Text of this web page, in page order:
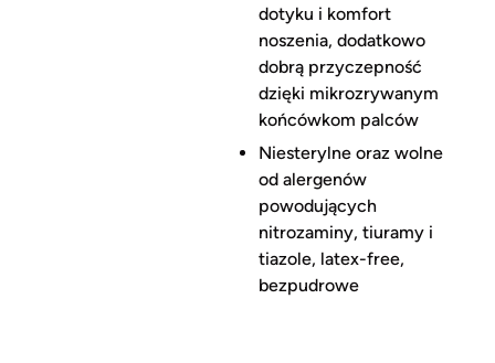
dotyku i komfort
noszenia, dodatkowo
dobrą przyczepność
dzięki mikrozrywanym
końcówkom palców
Niesterylne oraz wolne
od alergenów
powodujących
nitrozaminy, tiuramy i
tiazole, latex-free,
bezpudrowe